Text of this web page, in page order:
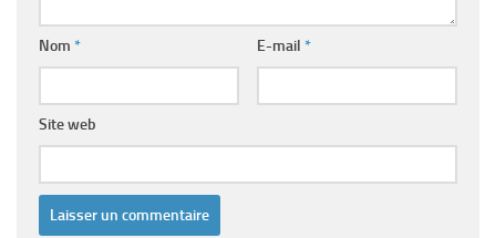
Nom * E-mail *
Site web